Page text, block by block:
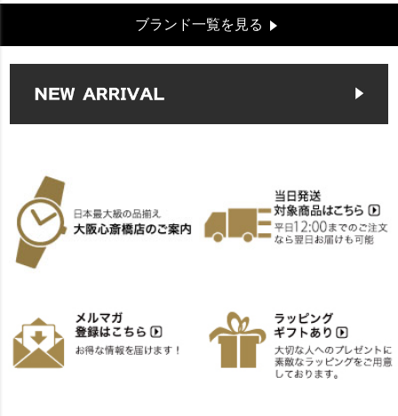
ブランド一覧を見る